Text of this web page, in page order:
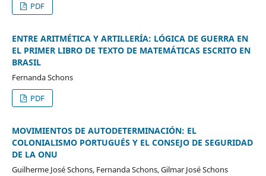
PDF
ENTRE ARITMÉTICA Y ARTILLERÍA: LÓGICA DE GUERRA EN
EL PRIMER LIBRO DE TEXTO DE MATEMÁTICAS ESCRITO EN
BRASIL
Fernanda Schons
PDF
MOVIMIENTOS DE AUTODETERMINACIÓN: EL
COLONIALISMO PORTUGUÉS Y EL CONSEJO DE SEGURIDAD
DE LA ONU
Guilherme José Schons, Fernanda Schons, Gilmar José Schons